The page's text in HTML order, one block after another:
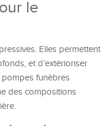
le
Elles permettent
et d’extérioriser
pompes funèbres
des compositions